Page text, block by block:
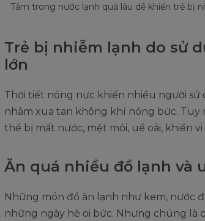
Tắm trong nước lạnh quá lâu dễ khiến trẻ bị
Trẻ bị nhiễm lạnh do sử
lớn
Thời tiết nóng nực khiến nhiều người
nhằm xua tan không khí nóng bức.
thể bị mất nước, mệt mỏi, uể oải, khiến
Ăn quá nhiều đồ lạnh và
Những món đồ ăn lạnh như kem, nước
những ngày hè oi bức. Nhưng chúng là